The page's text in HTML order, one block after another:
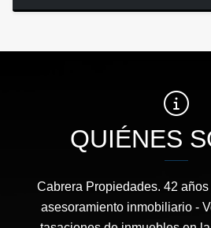
QUIÉNES
Cabrera Propiedades. 42
asesoramiento inmobiliario -